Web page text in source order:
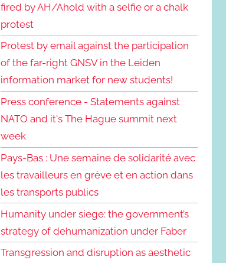
fired by AH/Ahold with a selfie or a chalk
protest
Protest by email against the participation
of the far-right GNSV in the Leiden
information market for new students!
Press conference - Statements against
NATO and it's The Hague summit next
week
Pays-Bas : Une semaine de solidarité avec
les travailleurs en grève et en action dans
les transports publics
Humanity under siege: the government’s
strategy of dehumanization under Faber
Transgression and disruption as aesthetic